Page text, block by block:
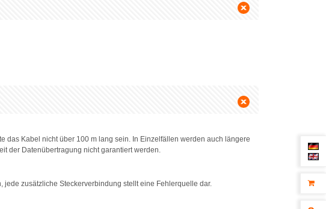
das Kabel nicht über 100 m lang sein. In Einzelfällen werden auch längere
der Datenübertragung nicht garantiert werden.
zusätzliche Steckerverbindung stellt eine Fehlerquelle dar.